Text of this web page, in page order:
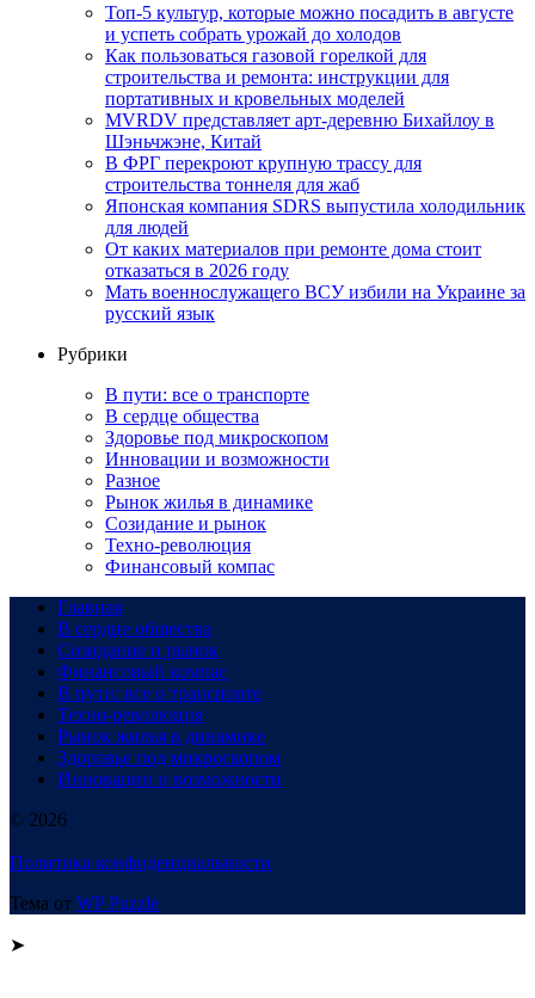
Топ-5 культур, которые можно посадить в августе
и успеть собрать урожай до холодов
Как пользоваться газовой горелкой для
строительства и ремонта: инструкции для
портативных и кровельных моделей
MVRDV представляет арт-деревню Бихайлоу в
Шэньчжэне, Китай
В ФРГ перекроют крупную трассу для
строительства тоннеля для жаб
Японская компания SDRS выпустила холодильник
для людей
От каких материалов при ремонте дома стоит
отказаться в 2026 году
Мать военнослужащего ВСУ избили на Украине за
русский язык
Рубрики
В пути: все о транспорте
В сердце общества
Здоровье под микроскопом
Инновации и возможности
Разное
Рынок жилья в динамике
Созидание и рынок
Техно-революция
Финансовый компас
Главная
В сердце общества
Созидание и рынок
Финансовый компас
В пути: все о транспорте
Техно-революция
Рынок жилья в динамике
Здоровье под микроскопом
Инновации и возможности
© 2026
Политика конфиденциальности
Тема от WP Puzzle
➤